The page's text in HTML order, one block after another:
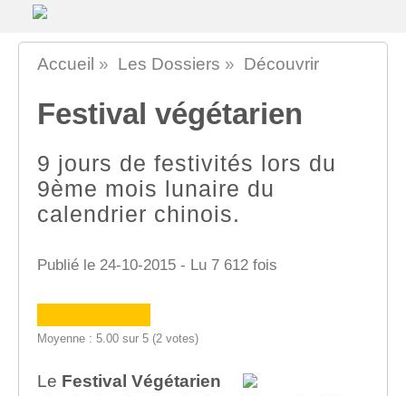
Accueil » Les Dossiers » Découvrir
Festival végétarien
9 jours de festivités lors du
9ème mois lunaire du
calendrier chinois.
Publié le 24-10-2015 - Lu 7 612 fois
Moyenne : 5.00 sur 5 (2 votes)
Le Festival Végétarien